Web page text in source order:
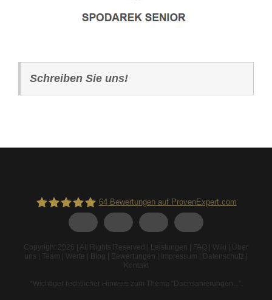
Schreiben Sie uns!
64Bewertungen auf ProvenExpert.com
Copyright 2026 | All Rights Reserved | Leistungen | FAQ | Wiki | Über
uns | Team | Werte | Blog | Bewertungen | Impressum | Datenschutz |
Kontakt
*Wichtiger rechtlicher Hinweis zum Thema “Dachsanierungen...”